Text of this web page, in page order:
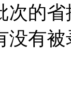
次的
没有